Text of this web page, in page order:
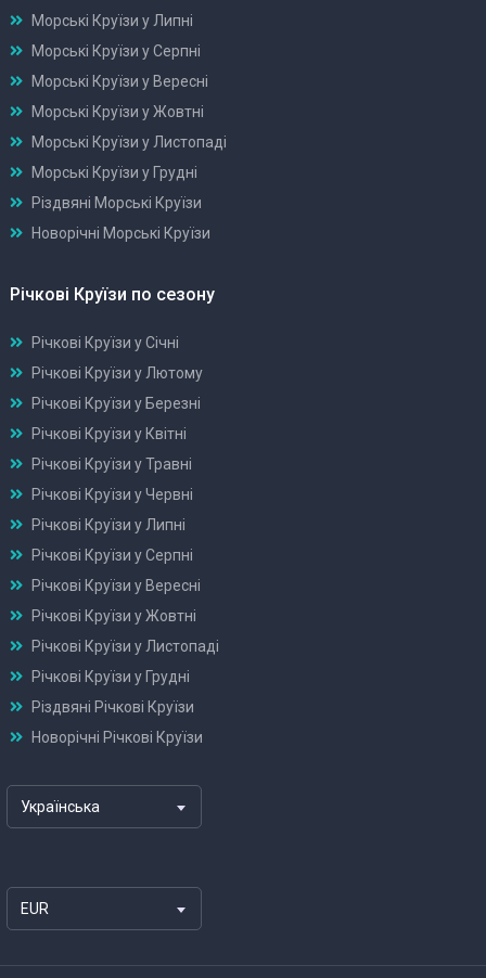
Морські Круїзи у Липні
Морські Круїзи у Серпні
Морські Круїзи у Вересні
Морські Круїзи у Жовтні
Морські Круїзи у Листопаді
Морські Круїзи у Грудні
Різдвяні Морські Круїзи
Новорічні Морські Круїзи
Річкові Круїзи по сезону
Річкові Круїзи у Січні
Річкові Круїзи у Лютому
Річкові Круїзи у Березні
Річкові Круїзи у Квітні
Річкові Круїзи у Травні
Річкові Круїзи у Червні
Річкові Круїзи у Липні
Річкові Круїзи у Серпні
Річкові Круїзи у Вересні
Річкові Круїзи у Жовтні
Річкові Круїзи у Листопаді
Річкові Круїзи у Грудні
Різдвяні Річкові Круїзи
Новорічні Річкові Круїзи
Українська
EUR